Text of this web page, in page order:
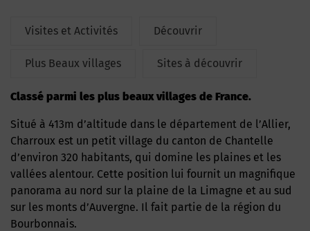
Visites et Activités Découvrir
Plus Beaux villages Sites à découvrir
Classé parmi les plus beaux villages de France.
Situé à 413m d’altitude dans le département de l’Allier,
Charroux est un petit village du canton de Chantelle
d’environ 320 habitants, qui domine les plaines et les
vallées alentour. Cette position lui fournit un magnifique
panorama au nord sur la plaine de la Limagne et au sud
sur les monts d’Auvergne. Il fait partie de la région du
Bourbonnais.